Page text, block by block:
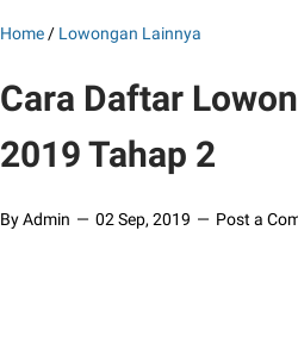
Home / Lowongan Lainnya
Cara Daftar
2019 Tahap 2
By Admin 02 Sep, 2019 Post a